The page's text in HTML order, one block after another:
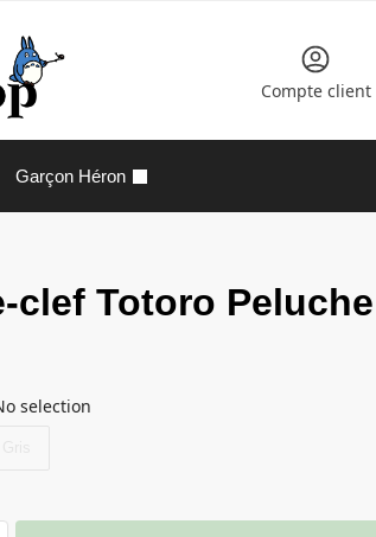
Compte client
Garçon Héron
clef Totoro Peluche
selection